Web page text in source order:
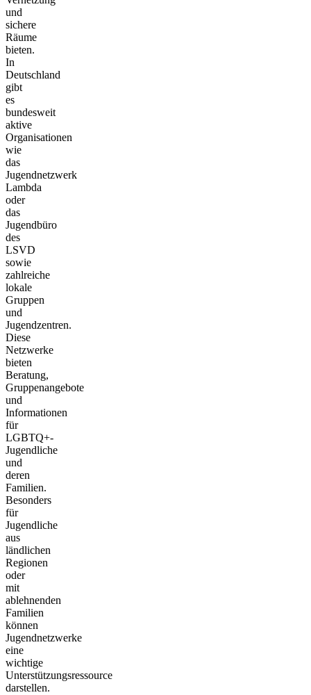
und
sichere
Räume
bieten.
In
Deutschland
gibt
es
bundesweit
aktive
Organisationen
wie
das
Jugendnetzwerk
Lambda
oder
das
Jugendbüro
des
LSVD
sowie
zahlreiche
lokale
Gruppen
und
Jugendzentren.
Diese
Netzwerke
bieten
Beratung,
Gruppenangebote
und
Informationen
für
LGBTQ+-
Jugendliche
und
deren
Familien.
Besonders
für
Jugendliche
aus
ländlichen
Regionen
oder
mit
ablehnenden
Familien
können
Jugendnetzwerke
eine
wichtige
Unterstützungsressource
darstellen.